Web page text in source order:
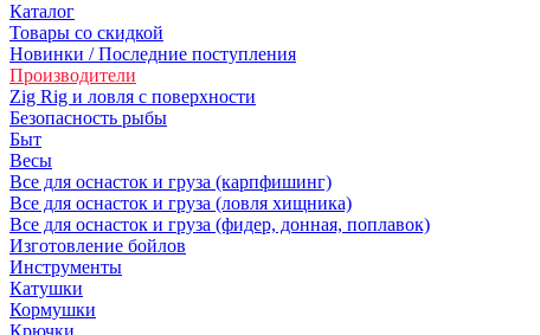
Каталог
Товары со скидкой
Новинки / Последние поступления
Производители
Zig Rig и ловля с поверхности
Безoпасность рыбы
Быт
Весы
Все для оснасток и груза (карпфишинг)
Все для оснасток и груза (ловля хищника)
Все для оснасток и груза (фидер, донная, поплавок)
Изготовление бойлов
Инструменты
Катушки
Кормушки
Крючки